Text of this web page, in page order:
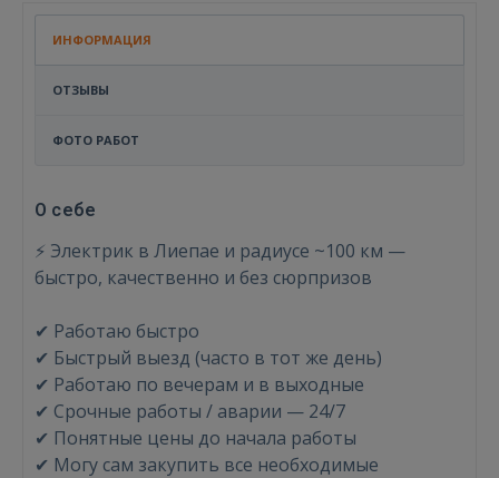
ИНФОРМАЦИЯ
ОТЗЫВЫ
ФОТО РАБОТ
О себе
⚡ Электрик в Лиепае и радиусе ~100 км —
быстро, качественно и без сюрпризов
✔ Работаю быстро
✔ Быстрый выезд (часто в тот же день)
✔ Работаю по вечерам и в выходные
✔ Срочные работы / аварии — 24/7
✔ Понятные цены до начала работы
✔ Могу сам закупить все необходимые